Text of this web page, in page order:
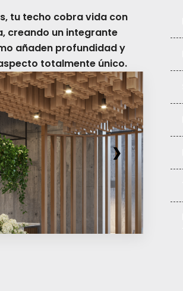
tu techo cobra vida con
creando un integrante
añaden profundidad y
totalmente único.
❯